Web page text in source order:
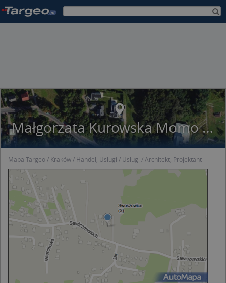
Małgorzata Kurowska Momo Studio Architektury
Mapa Targeo Kraków Handel, Usługi Usługi Architekt, Projektant